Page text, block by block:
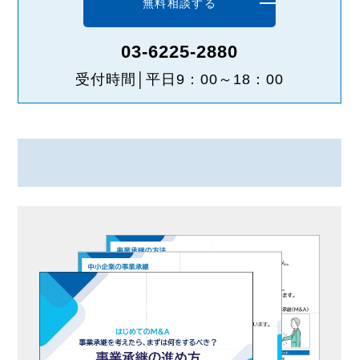
無料相談する
03-6225-2880
受付時間│平日9：00～18：00